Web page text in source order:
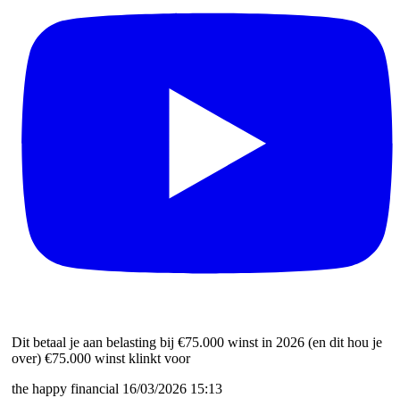
Dit betaal je aan belasting bij €75.000 winst in 2026 (en dit hou je
over) €75.000 winst klinkt voor
the happy financial 16/03/2026 15:13